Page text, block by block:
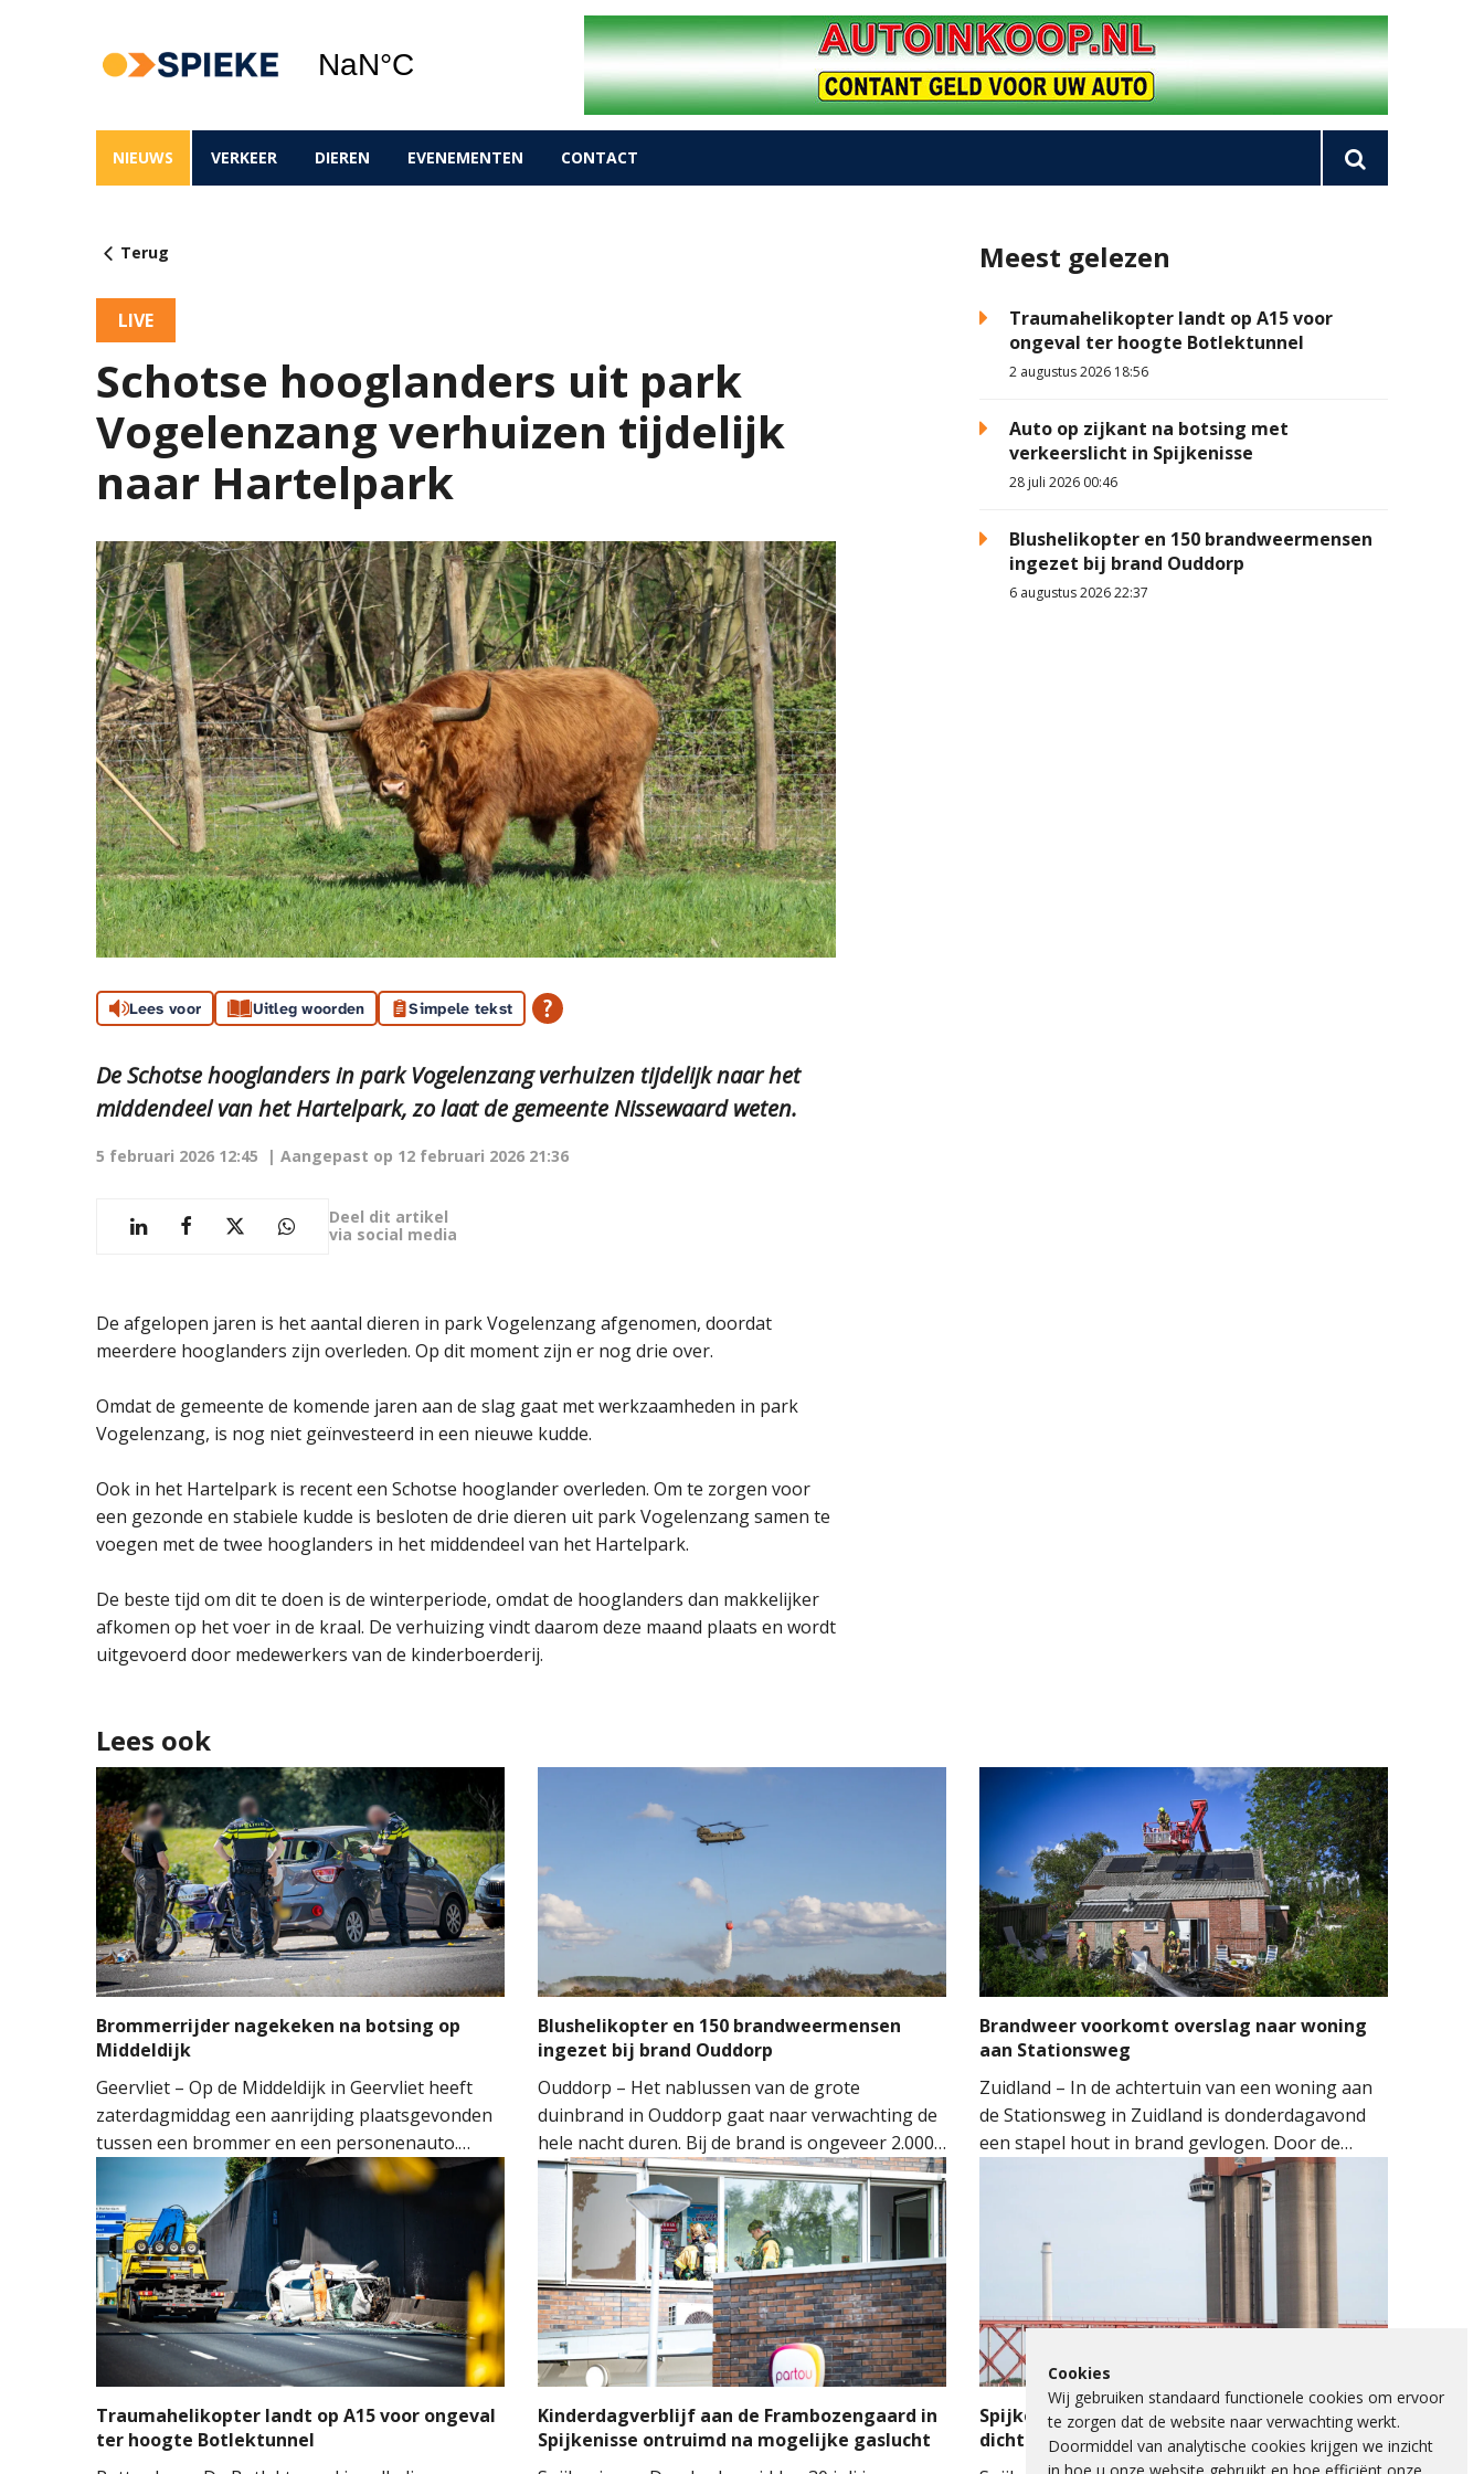
NIEUWS VERKEER DIEREN EVENEMENTEN CONTACT
Terug
LIVE
Schotse hooglanders uit park
Vogelenzang verhuizen tijdelijk
naar Hartelpark
Lees voor Uitleg woorden Simpele tekst
De Schotse hooglanders in park Vogelenzang verhuizen tijdelijk naar het
middendeel van het Hartelpark, zo laat de gemeente Nissewaard weten.
5 februari 2026 12:45 | Aangepast op 12 februari 2026 21:36
Deel dit artikel
via social media
De afgelopen jaren is het aantal dieren in park Vogelenzang afgenomen, doordat
meerdere hooglanders zijn overleden. Op dit moment zijn er nog drie over.
Omdat de gemeente de komende jaren aan de slag gaat met werkzaamheden in park
Vogelenzang, is nog niet geïnvesteerd in een nieuwe kudde.
Ook in het Hartelpark is recent een Schotse hooglander overleden. Om te zorgen voor
een gezonde en stabiele kudde is besloten de drie dieren uit park Vogelenzang samen te
voegen met de twee hooglanders in het middendeel van het Hartelpark.
De beste tijd om dit te doen is de winterperiode, omdat de hooglanders dan makkelijker
afkomen op het voer in de kraal. De verhuizing vindt daarom deze maand plaats en wordt
uitgevoerd door medewerkers van de kinderboerderij.
Meest gelezen
Traumahelikopter landt op A15 voor
ongeval ter hoogte Botlektunnel
2 augustus 2026 18:56
Auto op zijkant na botsing met
verkeerslicht in Spijkenisse
28 juli 2026 00:46
Blushelikopter en 150 brandweermensen
ingezet bij brand Ouddorp
6 augustus 2026 22:37
Lees ook
Brommerrijder nagekeken na botsing op
Middeldijk
Geervliet – Op de Middeldijk in Geervliet heeft
zaterdagmiddag een aanrijding plaatsgevonden
tussen een brommer en een personenauto.
Door nog onbekende oorzaak reed de
bestuurder van de brommer achterop de auto.
De klap was dusdanig hard dat de achterruit van
de auto sprong.
Blushelikopter en 150 brandweermensen
ingezet bij brand Ouddorp
Ouddorp – Het nablussen van de grote
duinbrand in Ouddorp gaat naar verwachting de
hele nacht duren. Bij de brand is ongeveer 2.000
vierkante meter natuur verloren gegaan. De
brand ontstond rond 14.00 uur, waarna de
brandweer groots opschaalde. Tientallen
brandweervoertuigen en ongeveer 150
brandweermensen werden ingezet om het vuur
onder controle te krijgen.
Brandweer voorkomt overslag naar woning
aan Stationsweg
Zuidland – In de achtertuin van een woning aan
de Stationsweg in Zuidland is donderdagavond
een stapel hout in brand gevlogen. Door de
snelle inzet van de brandweer kon worden
voorkomen dat het vuur oversloeg naar de
Traumahelikopter landt op A15 voor ongeval
ter hoogte Botlektunnel
Kinderdagverblijf aan de Frambozengaard in
Spijkenisse ontruimd na mogelijke gaslucht
Spijkenisserbrug twee keer enkele nachten
dicht voor onderhoud
Cookies
Wij gebruiken standaard functionele cookies om ervoor
te zorgen dat de website naar verwachting werkt.
Doormiddel van analytische cookies krijgen we inzicht